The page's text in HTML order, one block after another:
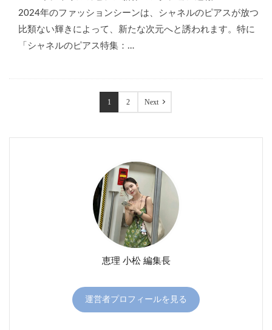
2024年のファッションシーンは、シャネルのピアスが放つ
比類ない輝きによって、新たな次元へと誘われます。特に
「シャネルのピアス特集：…
1 2 Next
恵理 小松 編集長
運営者プロフィールを見る